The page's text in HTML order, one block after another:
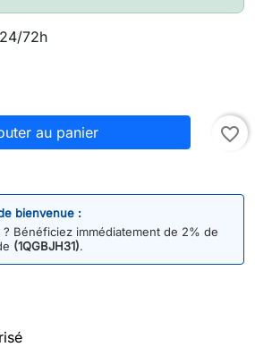
72h
au panier favorite_border
bienvenue :
Bénéficiez immédiatement de 2% de
(1QGBJH31).